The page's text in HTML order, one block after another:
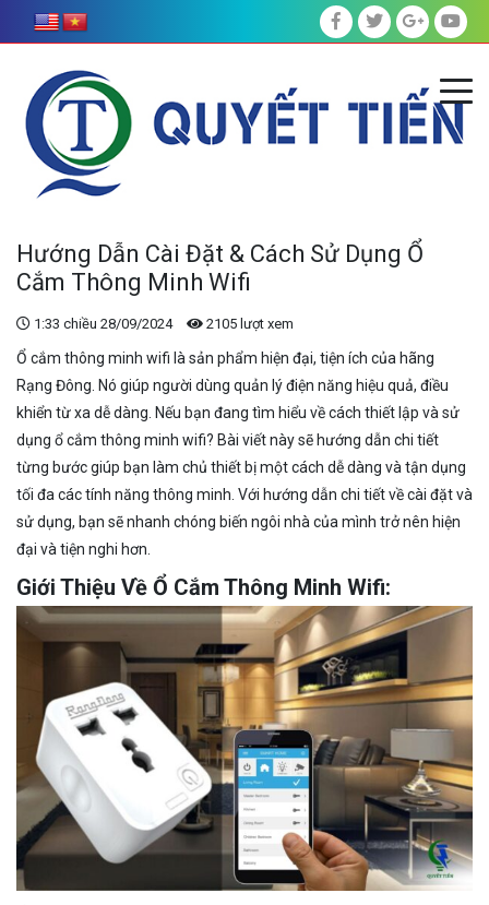
Hướng Dẫn Cài Đặt & Cách Sử Dụng Ổ
Cắm Thông Minh Wifi
1:33 chiều 28/09/2024 2105 lượt xem
Ổ cắm thông minh wifi là sản phẩm hiện đại, tiện ích của hãng
Rạng Đông. Nó giúp người dùng quản lý điện năng hiệu quả, điều
khiển từ xa dễ dàng. Nếu bạn đang tìm hiểu về cách thiết lập và sử
dụng ổ cắm thông minh wifi? Bài viết này sẽ hướng dẫn chi tiết
từng bước giúp bạn làm chủ thiết bị một cách dễ dàng và tận dụng
tối đa các tính năng thông minh. Với hướng dẫn chi tiết về cài đặt và
sử dụng, bạn sẽ nhanh chóng biến ngôi nhà của mình trở nên hiện
đại và tiện nghi hơn.
Giới Thiệu Về Ổ Cắm Thông Minh Wifi: